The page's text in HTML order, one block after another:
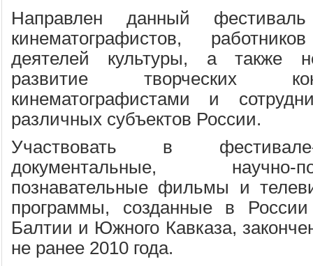
Направлен данный
кинематографистов,
деятелей культуры, а также
развитие творческих
кинематографистами и
различных субъектов России.
Участвовать в
документальные,
познавательные фильмы и
программы, созданные в
Балтии и Южного Кавказа,
не ранее 2010 года.